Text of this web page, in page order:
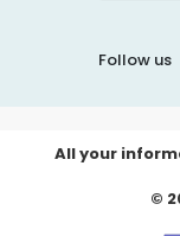
Follow us
All your
©